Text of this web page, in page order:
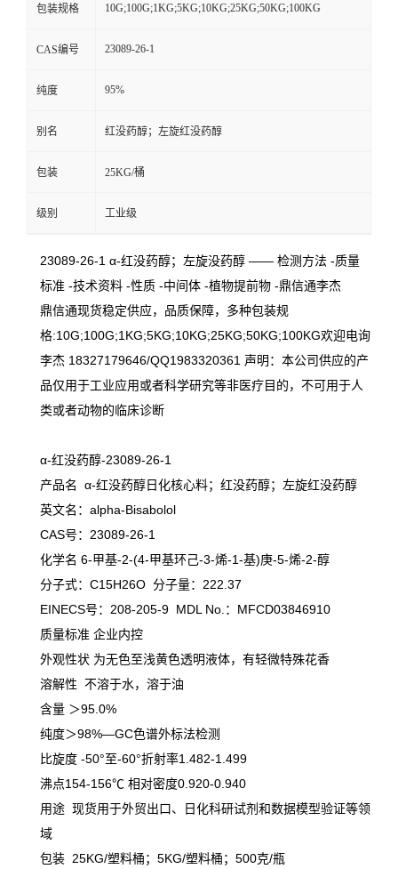
包装规格 10G;100G;1KG;5KG;10KG;25KG;50KG;100KG
CAS编号 23089-26-1
纯度 95%
别名 红没药醇；左旋红没药醇
包装 25KG/桶
级别 工业级
23089-26-1 α-红没药醇；左旋没药醇 —— 检测方法 -质量
标准 -技术资料 -性质 -中间体 -植物提前物 -鼎信通李杰
鼎信通现货稳定供应，品质保障，多种包装规
格:10G;100G;1KG;5KG;10KG;25KG;50KG;100KG欢迎电询
李杰 18327179646/QQ1983320361 声明：本公司供应的产
品仅用于工业应用或者科学研究等非医疗目的，不可用于人
类或者动物的临床诊断
α-红没药醇-23089-26-1
产品名 α-红没药醇日化核心料；红没药醇；左旋红没药醇
英文名：alpha-Bisabolol
CAS号：23089-26-1
化学名 6-甲基-2-(4-甲基环己-3-烯-1-基)庚-5-烯-2-醇
分子式：C15H26O 分子量：222.37
EINECS号：208-205-9 MDL No.：MFCD03846910
质量标准 企业内控
外观性状 为无色至浅黄色透明液体，有轻微特殊花香
溶解性 不溶于水，溶于油
含量 ＞95.0%
纯度＞98%—GC色谱外标法检测
比旋度 -50°至-60°折射率1.482-1.499
沸点154-156℃ 相对密度0.920-0.940
用途 现货用于外贸出口、日化科研试剂和数据模型验证等领
域
包装 25KG/塑料桶；5KG/塑料桶；500克/瓶